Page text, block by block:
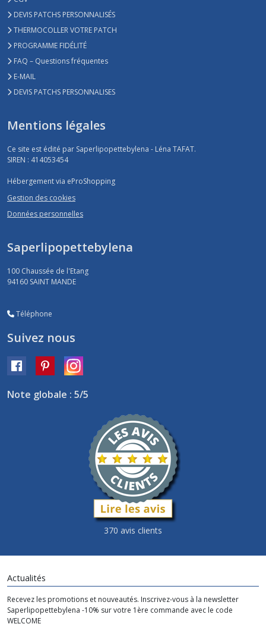
DEVIS PATCHS PERSONNALISÉS
THERMOCOLLER VOTRE PATCH
PROGRAMME FIDÉLITÉ
FAQ – Questions fréquentes
E-MAIL
DEVIS PATCHS PERSONNALISES
Mentions légales
Ce site est édité par Saperlipopettebylena - Léna TAFAT.
SIREN : 414053454
Hébergement via eProShopping
Gestion des cookies
Données personnelles
Saperlipopettebylena
100 Chaussée de l'Etang
94160 SAINT MANDE
Téléphone
Suivez nous
Note globale : 5/5
370 avis clients
Actualités
Recevez les promotions et nouveautés. Inscrivez-vous à la newsletter
Saperlipopettebylena -10% sur votre 1ère commande avec le code
WELCOME